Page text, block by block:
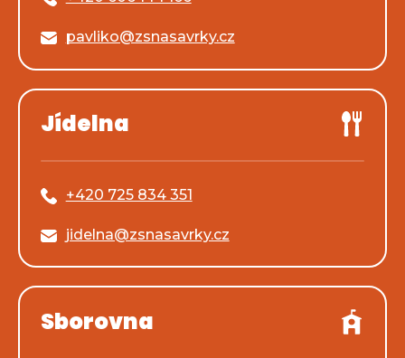
pavliko@zsnasavrky.cz
Jídelna
+420 725 834 351
jidelna@zsnasavrky.cz
Sborovna